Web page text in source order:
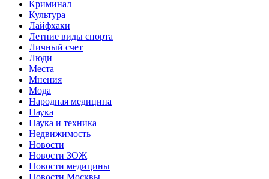
Криминал
Культура
Лайфхаки
Летние виды спорта
Личный счет
Люди
Места
Мнения
Мода
Народная медицина
Наука
Наука и техника
Недвижимость
Новости
Новости ЗОЖ
Новости медицины
Новости Москвы